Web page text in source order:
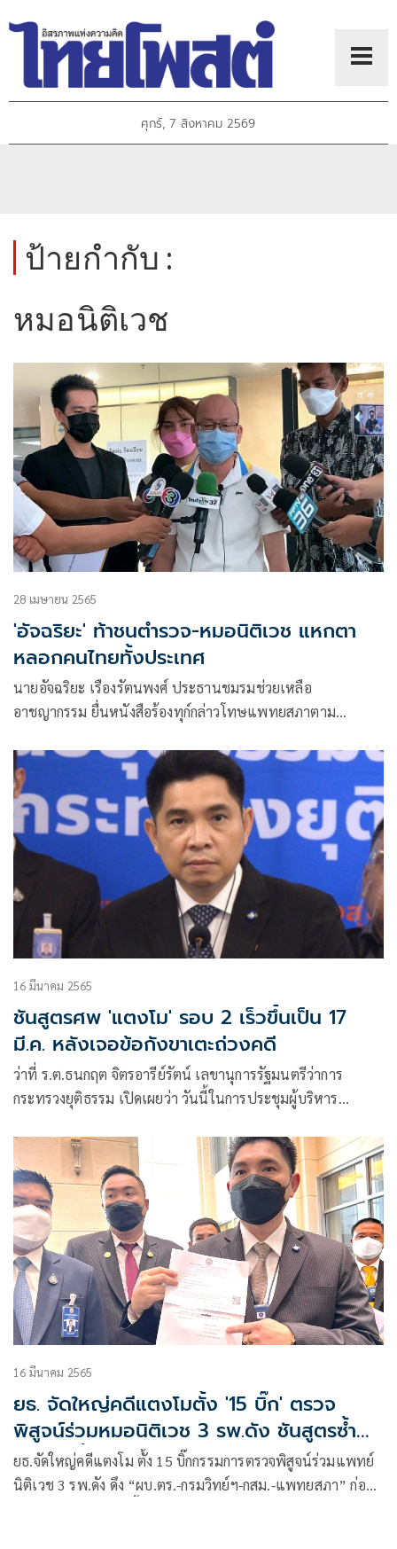
ศุกร์, 7 สิงหาคม 2569
ป้ายกำกับ :
หมอนิติเวช
28 เมษายน 2565
'อัจฉริยะ' ท้าชนตำรวจ-หมอนิติเวช แหกตา
หลอกคนไทยทั้งประเทศ
นายอัจฉริยะ เรืองรัตนพงศ์ ประธานชมรมช่วยเหลือ
อาชญากรรม ยื่นหนังสือร้องทุก์กล่าวโทษแพทยสภาตาม
พัชรวีระพงษ์ ดาราสาว ตกเรือเสียชีวิต
16 มีนาคม 2565
ชันสูตรศพ 'แตงโม' รอบ 2 เร็วขึ้นเป็น 17
มี.ค. หลังเจอข้อกังขาเตะถ่วงคดี
ว่าที่ ร.ต.ธนกฤต จิตรอารีย์รัตน์ เลขานุการรัฐมนตรีว่าการ
กระทรวงยุติธรรม เปิดเผยว่า วันนี้ในการประชุมผู้บริหาร
16 มีนาคม 2565
ยธ. จัดใหญ่คดีแตงโมตั้ง '15 บิ๊ก' ตรวจ
พิสูจน์ร่วมหมอนิติเวช 3 รพ.ดัง ชันสูตรซ้ำ
22 มี.ค.นี้
ยธ.จัดใหญ่คดีแตงโม ตั้ง 15 บิ๊กกรรมการตรวจพิสูจน์ร่วมแพทย์
นิติเวช 3 รพ.ดัง ดึง “ผบ.ตร.-กรมวิทย์ฯ-กสม.-แพทยสภา” ก่อน